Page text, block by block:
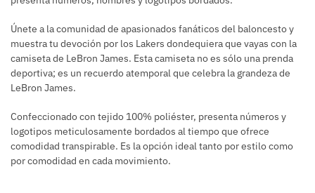
Únete a la comunidad de apasionados fanáticos del baloncesto y
muestra tu devoción por los Lakers dondequiera que vayas con la
camiseta de LeBron James. Esta camiseta no es sólo una prenda
deportiva; es un recuerdo atemporal que celebra la grandeza de
LeBron James.
Confeccionado con tejido 100% poliéster, presenta números y
logotipos meticulosamente bordados al tiempo que ofrece
comodidad transpirable. Es la opción ideal tanto por estilo como
por comodidad en cada movimiento.